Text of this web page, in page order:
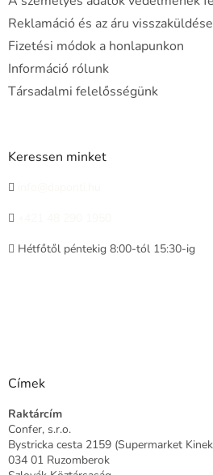
Reklamáció és az áru visszaküldése
Fizetési módok a honlapunkon
Információ rólunk
Társadalmi felelősségünk
Keressen minket
Hétfőtől péntekig 8:00-tól 15:30-ig
Címek
Raktárcím
Confer, s.r.o.
Bystricka cesta 2159 (Supermarket
034 01 Ruzomberok